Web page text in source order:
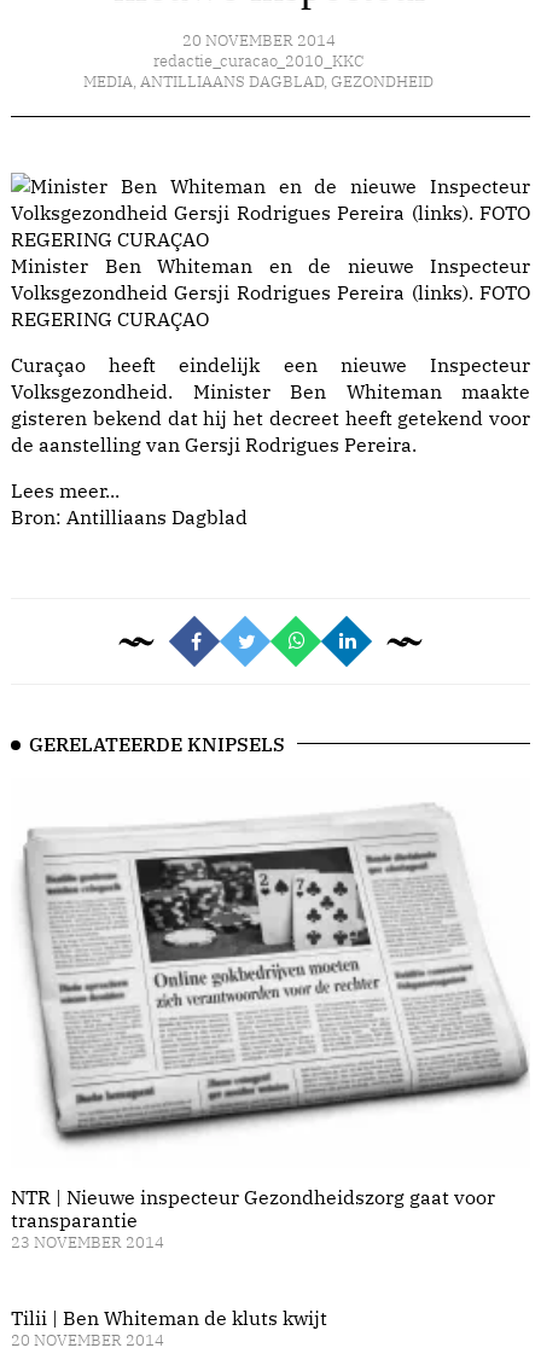
20 NOVEMBER 2014
redactie_curacao_2010_KKC
MEDIA, ANTILLIAANS DAGBLAD, GEZONDHEID
Minister Ben Whiteman en de nieuwe Inspecteur
Volksgezondheid Gersji Rodrigues Pereira (links). FOTO
REGERING CURAÇAO
Curaçao heeft eindelijk een nieuwe Inspecteur
Volksgezondheid. Minister Ben Whiteman maakte
gisteren bekend dat hij het decreet heeft getekend voor
de aanstelling van Gersji Rodrigues Pereira.
Lees meer...
Bron: Antilliaans Dagblad
GERELATEERDE KNIPSELS
NTR | Nieuwe inspecteur Gezondheidszorg gaat voor
transparantie
23 NOVEMBER 2014
Tilii | Ben Whiteman de kluts kwijt
20 NOVEMBER 2014